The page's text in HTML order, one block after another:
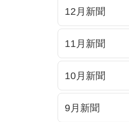
12月新聞
11月新聞
10月新聞
9月新聞